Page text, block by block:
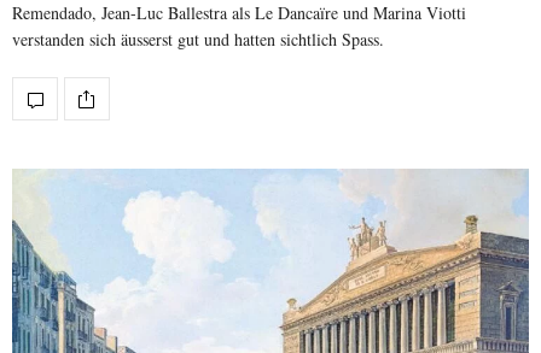
Remendado, Jean-Luc Ballestra als Le Dancaïre und Marina Viotti
verstanden sich äusserst gut und hatten sichtlich Spass.